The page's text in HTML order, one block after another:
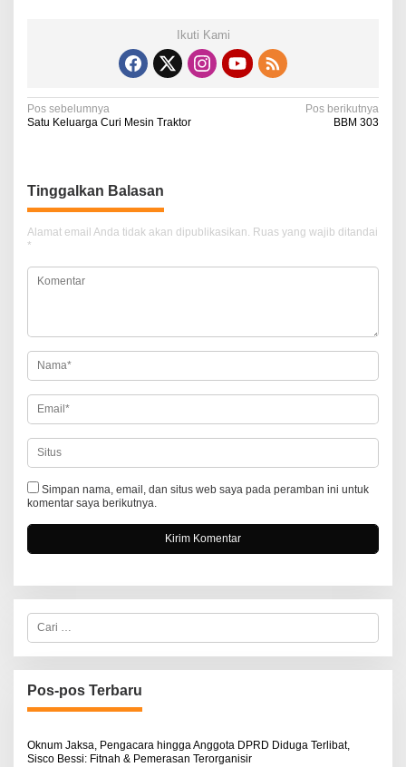
Ikuti Kami
N
i
g
a
s
o
s
Pos sebelumnya
Satu Keluarga Curi Mesin Traktor
Pos berikutnya
BBM 303
Tinggalkan Balasan
Alamat email Anda tidak akan dipublikasikan. Ruas yang wajib ditandai
*
Simpan nama, email, dan situs web saya pada peramban ini untuk
komentar saya berikutnya.
C
r
i
u
n
u
:
Pos-pos Terbaru
Oknum Jaksa, Pengacara hingga Anggota DPRD Diduga Terlibat,
Sisco Bessi: Fitnah & Pemerasan Terorganisir